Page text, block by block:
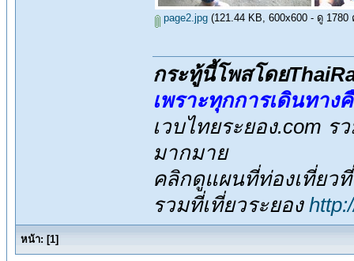
page2.jpg (121.44 KB, 600x600 - ดู 1780
กระทู้นี้โพสโดย
เพราะทุกการเดินทาง
เวบไทยระยอง.com
มากมาย
คลิกดูแผนที่ท่องเที่ยว
รวมที่เที่ยวระยอง
หน้า: [1]